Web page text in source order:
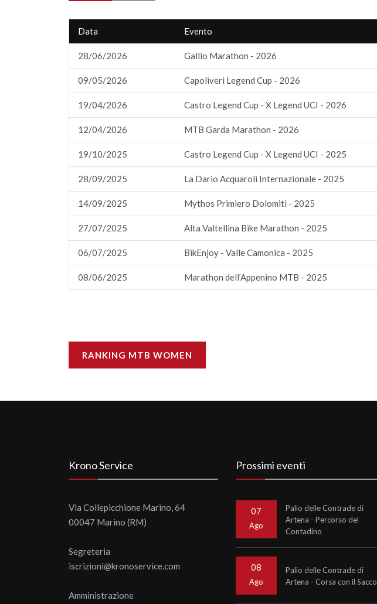
Data Evento
28/06/2026 Gallio Marathon - 2026
09/05/2026 Capoliveri Legend Cup - 2026
19/04/2026 Castro Legend Cup - X Legend UCI - 2026
12/04/2026 MTB Garda Marathon - 2026
19/10/2025 Castro Legend Cup - X Legend UCI - 2025
28/09/2025 La Dario Acquaroli Internazionale - 2025
14/09/2025 Mythos Primiero Dolomiti - 2025
27/07/2025 Alta Valtellina Bike Marathon - 2025
06/07/2025 BikEnjoy - Valle Camonica - 2025
08/06/2025 Marathon dell’Appenino MTB - 2025
RANKING MTB WOMEN
Krono Service
Via Collepicchione Marino, 64
00047 Marino (RM)
Segreteria
iscrizioni@kronoservice.com
Amministrazione
Prossimi eventi
07
Ago
Palio delle Contrade di
Artena - Percorso del
Contadino
08
Ago
Palio delle Contrade di
Artena - Corsa con il Sacco